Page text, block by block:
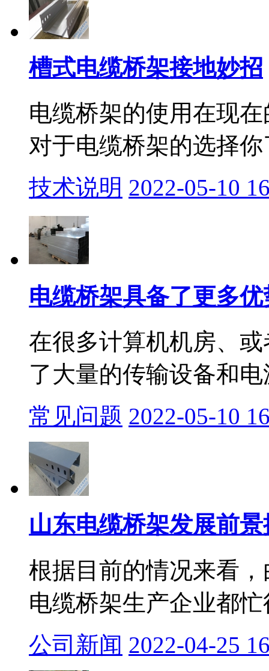
槽式电缆桥架接地妙招
电缆桥架的使用在现
对于电缆桥架的选择
技术说明 2022-05-10
电缆桥架具备了更多
在很多计算机机房、
了大量的传输设备和
常见问题 2022-05-10
山东电缆桥架发展前
根据目前的情况来看
电缆桥架生产企业都
公司新闻 2022-04-25